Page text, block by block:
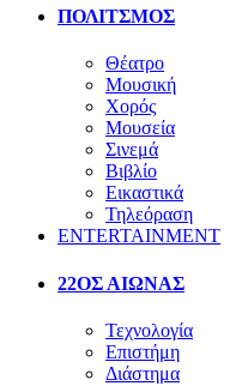
ΠΟΛΙΤΣΜΟΣ
Θέατρο
Μουσική
Χορός
Μουσεία
Σινεμά
Βιβλίο
Εικαστικά
Τηλεόραση
ENTERTAINMENT
22ΟΣ ΑΙΩΝΑΣ
Τεχνολογία
Επιστήμη
Διάστημα